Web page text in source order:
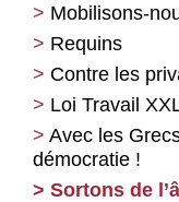
Mobilisons-
Requins
Contre les
Loi Travail
Avec les
démocratie !
Sortons de